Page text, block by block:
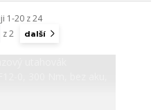
1-20 z 24
z 2 další